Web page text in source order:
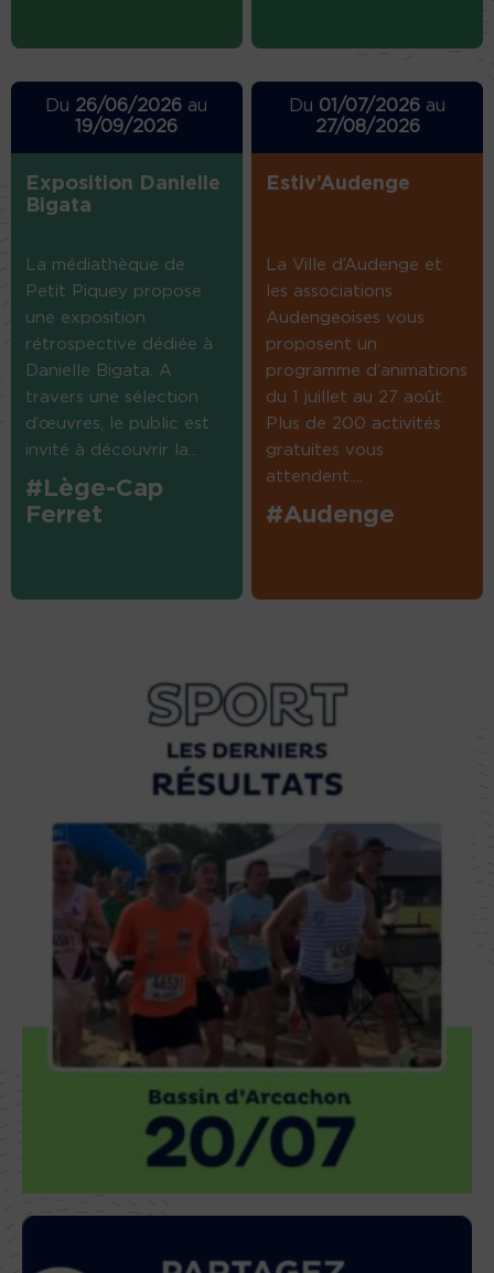
Du 26/06/2026 au
19/09/2026
Exposition Danielle
Bigata
La médiathèque de
Petit Piquey propose
une exposition
rétrospective dédiée à
Danielle Bigata. A
travers une sélection
d’œuvres, le public est
invité à découvrir la...
#Lège-Cap
Ferret
Du 01/07/2026 au
27/08/2026
Estiv’Audenge
La Ville d’Audenge et
les associations
Audengeoises vous
proposent un
programme d’animations
du 1 juillet au 27 août.
Plus de 200 activités
gratuites vous
attendent....
#Audenge